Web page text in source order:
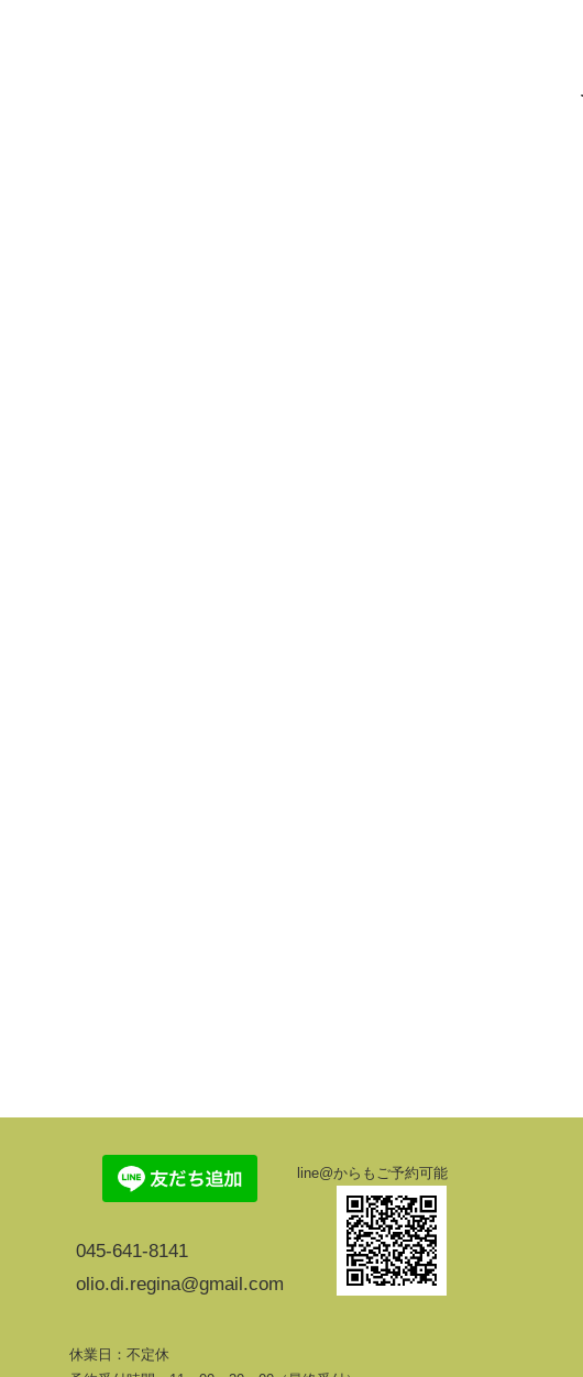
045-641-8141
olio.di.regina@gmail.com
line@からもご予約可能
休業日：不定休